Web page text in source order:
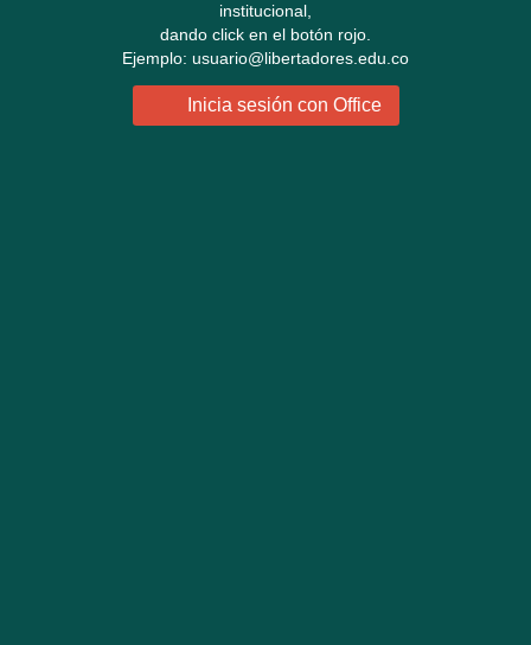
institucional,
dando click en el botón rojo.
Ejemplo: usuario@libertadores.edu.co
Inicia sesión con Office